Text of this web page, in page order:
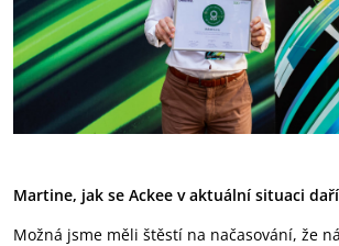
Martine, jak se Ackee v aktuální situaci
Možná jsme měli štěstí na načasování, že